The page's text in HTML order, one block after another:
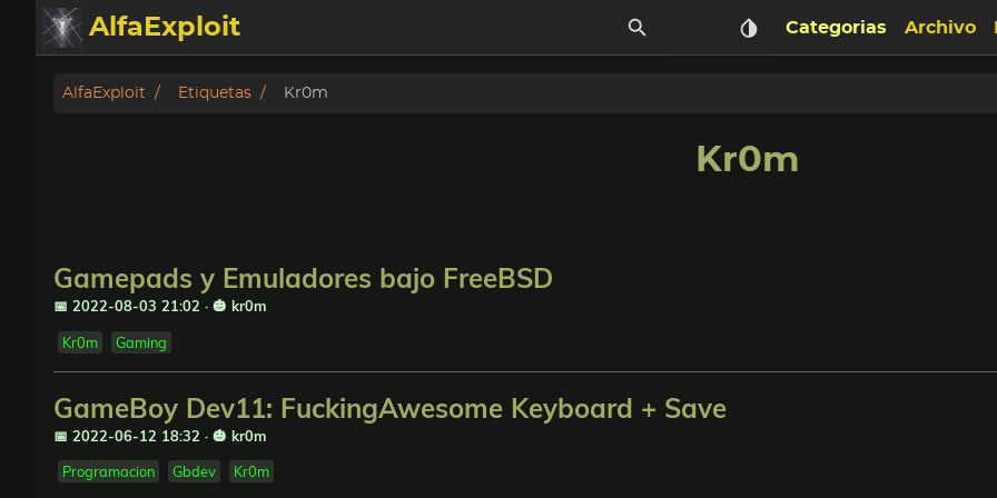
AlfaExploit
Categorias
Badguys
Donar
Categorias Archivo
AlfaExploit Etiquetas Kr0m
Kr0m
Gamepads y Emuladores bajo FreeBSD
📅 2022-08-03 21:02 · 🎃 kr0m
Kr0m Gaming
GameBoy Dev11: FuckingAwesome Keyboard + Save
📅 2022-06-12 18:32 · 🎃 kr0m
Programacion Gbdev Kr0m